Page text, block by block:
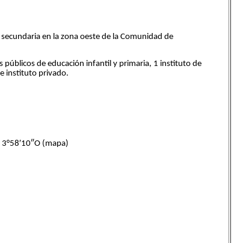
en la zona oeste de la Comunidad de
públicos de educación infantil y primaria, 1 instituto de
instituto privado.
(mapa)